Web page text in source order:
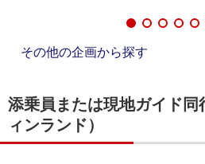
その他の企画から探す
添乗員または現地ガイド同
ィンランド）